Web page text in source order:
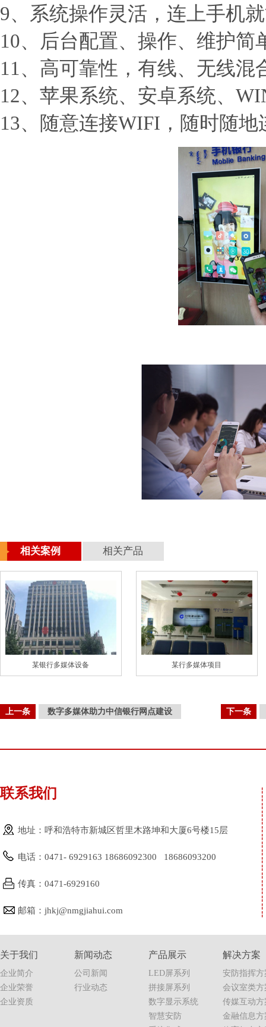
9、系统操作灵活，连上手机
10、后台配置、操作、维护简
11、高可靠性，有线、无线混
12、苹果系统、安卓系统、
13、随意连接WIFI，随时随地
相关案例 相关产品
某银行多媒体设备 某行多媒体项目
上一条 数字多媒体助力中信银行网点建设 下一条
联系我们
地址：呼和浩特市新城区哲里木路坤和大厦6号楼15层
电话：0471- 6929163 18686092300 18686093200
传真：0471-6929160
邮箱：jhkj@nmgjiahui.com
关于我们
企业简介
企业荣誉
企业资质
新闻动态
公司新闻
行业动态
产品展示
LED屏系列
拼接屏系列
数字显示系统
智慧安防
解决方案
安防指挥方
会议室类方
传媒互动方
金融信息方